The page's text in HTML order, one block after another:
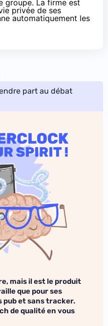
groupe. La firme est
privée de ses
automatiquement les
part au débat
mais il est le produit
que pour ses
pub et sans tracker.
de qualité en vous